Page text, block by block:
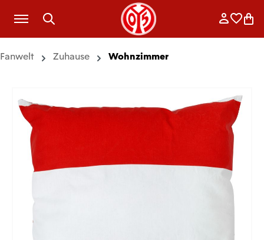
Zum Hauptinhalt springen
Fanwelt Zuhause Wohnzimmer